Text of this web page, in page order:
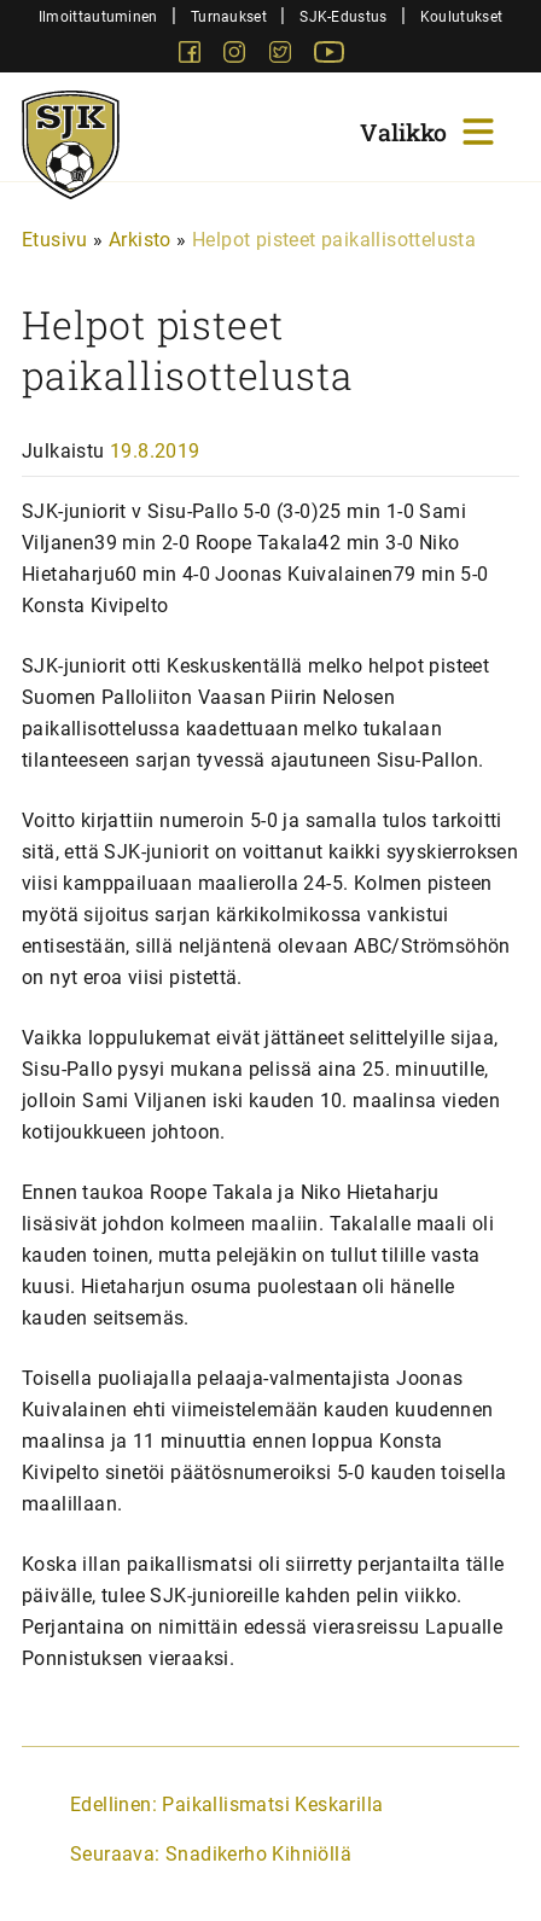
SiirryIlmoittautuminen | Turnaukset | SJK-Edustus | Koulutukset
FacebookInstagram
Twitter
Sjk-
Juniorit
Etusivu » Arkisto » Helpot pisteet paikallisottelusta
Helpot pisteet
paikallisottelusta
Julkaistu 19.8.2019
SJK-juniorit v Sisu-Pallo 5-0 (3-0)25 min 1-0 Sami
Viljanen39 min 2-0 Roope Takala42 min 3-0 Niko
Hietaharju60 min 4-0 Joonas Kuivalainen79 min 5-0
Konsta Kivipelto
SJK-juniorit otti Keskuskentällä melko helpot pisteet
Suomen Palloliiton Vaasan Piirin Nelosen
paikallisottelussa kaadettuaan melko tukalaan
tilanteeseen sarjan tyvessä ajautuneen Sisu-Pallon.
Voitto kirjattiin numeroin 5-0 ja samalla tulos tarkoitti
sitä, että SJK-juniorit on voittanut kaikki syyskierroksen
viisi kamppailuaan maalierolla 24-5. Kolmen pisteen
myötä sijoitus sarjan kärkikolmikossa vankistui
entisestään, sillä neljäntenä olevaan ABC/Strömsöhön
on nyt eroa viisi pistettä.
Vaikka loppulukemat eivät jättäneet selittelyille sijaa,
Sisu-Pallo pysyi mukana pelissä aina 25. minuutille,
jolloin Sami Viljanen iski kauden 10. maalinsa vieden
kotijoukkueen johtoon.
Ennen taukoa Roope Takala ja Niko Hietaharju
lisäsivät johdon kolmeen maaliin. Takalalle maali oli
kauden toinen, mutta pelejäkin on tullut tilille vasta
kuusi. Hietaharjun osuma puolestaan oli hänelle
kauden seitsemäs.
Toisella puoliajalla pelaaja-valmentajista Joonas
Kuivalainen ehti viimeistelemään kauden kuudennen
maalinsa ja 11 minuuttia ennen loppua Konsta
Kivipelto sinetöi päätösnumeroiksi 5-0 kauden toisella
maalillaan.
Koska illan paikallismatsi oli siirretty perjantailta tälle
päivälle, tulee SJK-junioreille kahden pelin viikko.
Perjantaina on nimittäin edessä vierasreissu Lapualle
Ponnistuksen vieraaksi.
A
t
Edellinen: Paikallismatsi Keskarilla
Seuraava: Snadikerho Kihniöllä